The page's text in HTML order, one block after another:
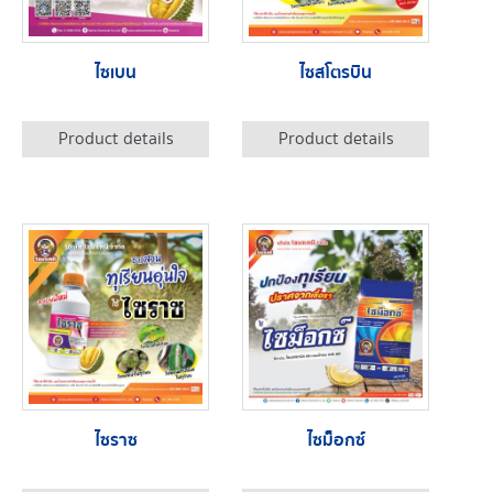
ไซเบน
Product details
ไซสโตรบิน
Product details
ไซราซ ไซม็อกซ์